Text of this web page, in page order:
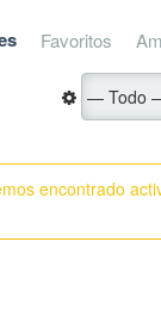
Favoritos
encontrado